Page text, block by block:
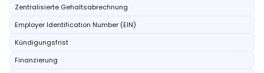
Zentralisierte Gehaltsabrechnung
Employer Identification Number (EIN)
Kündigungsfrist
Finanzierung